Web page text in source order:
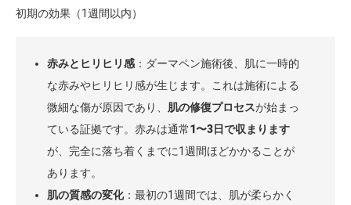
初期の効果（1週間以内）
赤みとヒリヒリ感 ：ダーマペン施術後、肌に一時的
な赤みやヒリヒリ感が生じます。これは施術による
微細な傷が原因であり、 肌の修復プロセスが始まっ
ている証拠です。赤みは通常1〜3日で収まります
が、完全に落ち着くまでに1週間ほどかかることが
あります。
肌の質感の変化：最初の1週間では、肌が柔らかく